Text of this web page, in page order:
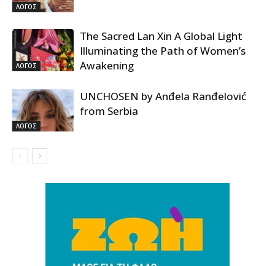
ΛΟΓΟΣ
ΛΟΓΟΣ
The Sacred Lan Xin A Global Light
Illuminating the Path of Women’s
Awakening
ΛΟΓΟΣ
UNCHOSEN by Anđela Ranđelović
from Serbia